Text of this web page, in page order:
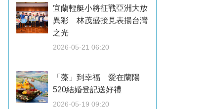
宜蘭輕艇小將征戰亞洲大放
異彩 林茂盛接見表揚台灣
之光
2026-05-21 06:20
「藻」到幸福 愛在蘭陽
520結婚登記送好禮
2026-05-19 09:20